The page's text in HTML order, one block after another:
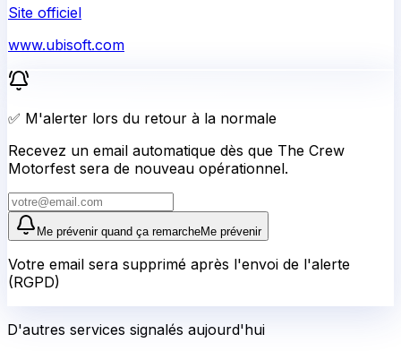
Site officiel
www.ubisoft.com
✅ M'alerter lors du retour à la normale
Recevez un email automatique dès que The Crew
Motorfest sera de nouveau opérationnel.
Me prévenir quand ça remarcheMe prévenir
Votre email sera supprimé après l'envoi de l'alerte
(RGPD)
D'autres services signalés aujourd'hui